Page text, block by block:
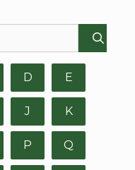
D E
J K
P Q